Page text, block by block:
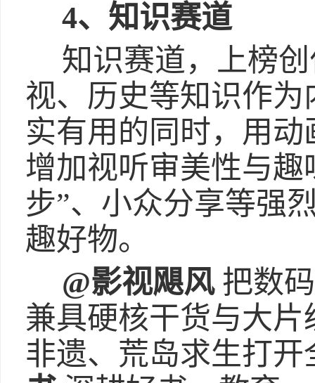
4、知识赛道
知识赛道，上榜
视、历史等知识作
实有用的同时，用
增加视听审美性与
步”、小众分享等强
趣好物。
@影视飓风把数
兼具硬核干货与大
非遗、荒岛求生打